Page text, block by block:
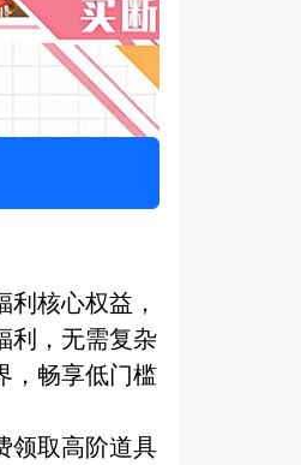
核心权益，
利，无需复杂
，畅享低门槛
领取高阶道具